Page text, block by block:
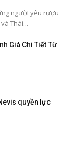
người yêu rượu
Thái...
Giá Chi Tiết Từ
quyền lực